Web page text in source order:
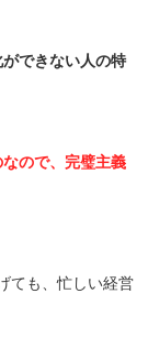
できない人の特
ので、完璧主義
ても、忙しい経営